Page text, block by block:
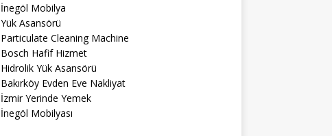
İnegöl Mobilya
Yük Asansörü
Particulate Cleaning Machine
Bosch Hafif Hizmet
Hidrolik Yük Asansörü
Bakırköy Evden Eve Nakliyat
İzmir Yerinde Yemek
İnegöl Mobilyası